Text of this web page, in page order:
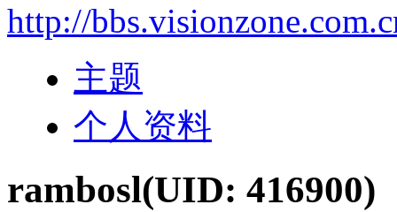
http://
主题
个人资料
rambosl(UID: 416900)